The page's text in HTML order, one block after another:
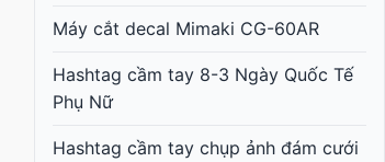
Máy cắt decal Mimaki CG-60AR
Hashtag cầm tay 8-3 Ngày Quốc Tế
Phụ Nữ
Hashtag cầm tay chụp ảnh đám cưới